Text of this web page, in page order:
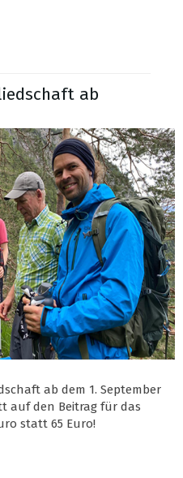
ab
ab dem 1. September
auf den Beitrag für das
statt 65 Euro!